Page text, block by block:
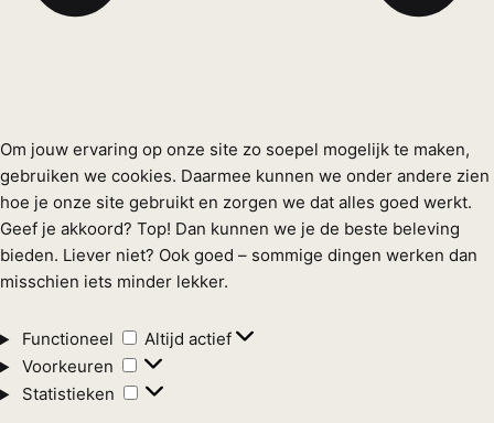
Om jouw ervaring op onze site zo soepel mogelijk te maken,
gebruiken we cookies. Daarmee kunnen we onder andere zien
hoe je onze site gebruikt en zorgen we dat alles goed werkt.
Geef je akkoord? Top! Dan kunnen we je de beste beleving
bieden. Liever niet? Ook goed – sommige dingen werken dan
misschien iets minder lekker.
Functioneel Functioneel
Altijd actief
Voorkeuren
Voorkeuren
Statistieken
Statistieken